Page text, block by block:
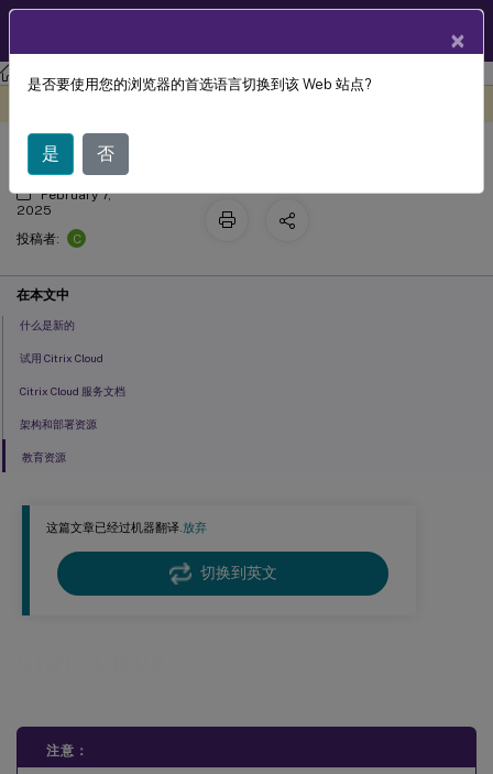
Citrix Cloud
这篇文章已经过机器翻译.放弃
切换到英文
注意：
Citrix Cloud
February 7,
2025
投稿者:
C
在本文中
什么是新的
试用 Citrix Cloud
Citrix Cloud 服务文档
架构和部署资源
教育资源
×
是否要使用您的浏览器的首选语言切换到该 Web 站点?
是 否